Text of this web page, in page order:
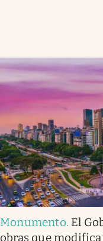
Monumento. El
obras que